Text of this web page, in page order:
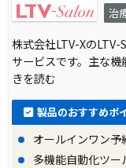
治
株式会社LTV-Xの
サービスです。主な
きを読む
製品のおすすめポ
オールインワン
多機能自動化ツ